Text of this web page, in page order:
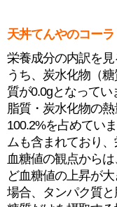
天丼てんやのコー
栄養成分の内訳を
うち、炭水化物（
質が0.0gとなってい
脂質・炭水化物の
100.2%を占めてい
ムも含まれており、
血糖値の観点から
ど血糖値の上昇が
場合、タンパク質と